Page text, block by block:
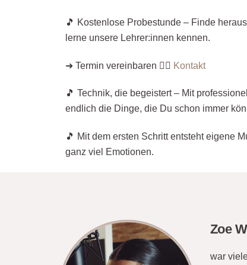
🎵 Kostenlose Probestunde – Finde
lerne unsere Lehrer:innen kennen.
➜ Termin vereinbaren 👉🏼 Kontakt
🎵 Technik, die begeistert – Mit
endlich die Dinge, die Du schon immer
🎵 Mit dem ersten Schritt entsteht eigene
ganz viel Emotionen.
Zoe
war